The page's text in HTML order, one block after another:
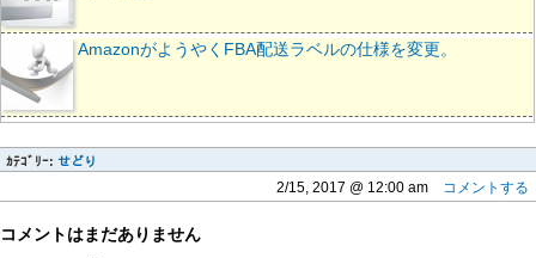
AmazonがようやくFBA配送ラベルの仕様を変更。
ｶﾃｺﾞﾘｰ: せどり
2/15, 2017 @ 12:00 am コメントする
コメントはまだありません